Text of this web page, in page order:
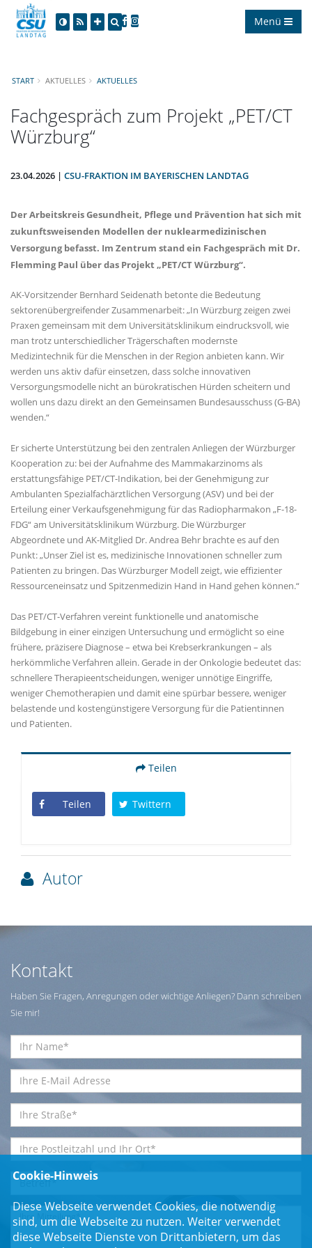
Menü
START AKTUELLES AKTUELLES
Fachgespräch zum Projekt „PET/CT
Würzburg“
23.04.2026 | CSU-FRAKTION IM BAYERISCHEN LANDTAG
Der Arbeitskreis Gesundheit, Pflege und Prävention hat sich mit
zukunftsweisenden Modellen der nuklearmedizinischen
Versorgung befasst. Im Zentrum stand ein Fachgespräch mit Dr.
Flemming Paul über das Projekt „PET/CT Würzburg“.
AK-Vorsitzender Bernhard Seidenath betonte die Bedeutung
sektorenübergreifender Zusammenarbeit: „In Würzburg zeigen zwei
Praxen gemeinsam mit dem Universitätsklinikum eindrucksvoll, wie
man trotz unterschiedlicher Trägerschaften modernste
Medizintechnik für die Menschen in der Region anbieten kann. Wir
werden uns aktiv dafür einsetzen, dass solche innovativen
Versorgungsmodelle nicht an bürokratischen Hürden scheitern und
wollen uns dazu direkt an den Gemeinsamen Bundesausschuss (G-BA)
wenden.“
Er sicherte Unterstützung bei den zentralen Anliegen der Würzburger
Kooperation zu: bei der Aufnahme des Mammakarzinoms als
erstattungsfähige PET/CT-Indikation, bei der Genehmigung zur
Ambulanten Spezialfachärztlichen Versorgung (ASV) und bei der
Erteilung einer Verkaufsgenehmigung für das Radiopharmakon „F-18-
FDG“ am Universitätsklinikum Würzburg. Die Würzburger
Abgeordnete und AK-Mitglied Dr. Andrea Behr brachte es auf den
Punkt: „Unser Ziel ist es, medizinische Innovationen schneller zum
Patienten zu bringen. Das Würzburger Modell zeigt, wie effizienter
Ressourceneinsatz und Spitzenmedizin Hand in Hand gehen können.“
Das PET/CT-Verfahren vereint funktionelle und anatomische
Bildgebung in einer einzigen Untersuchung und ermöglicht so eine
frühere, präzisere Diagnose – etwa bei Krebserkrankungen – als
herkömmliche Verfahren allein. Gerade in der Onkologie bedeutet das:
schnellere Therapieentscheidungen, weniger unnötige Eingriffe,
weniger Chemotherapien und damit eine spürbar bessere, weniger
belastende und kostengünstigere Versorgung für die Patientinnen
und Patienten.
Teilen
Teilen Twittern
Autor
Kontakt
Haben Sie Fragen, Anregungen oder wichtige Anliegen? Dann schreiben
Sie mir!
Cookie-Hinweis
Diese Webseite verwendet Cookies, die notwendig
sind, um die Webseite zu nutzen. Weiter verwendet
diese Webseite Dienste von Drittanbietern, um das